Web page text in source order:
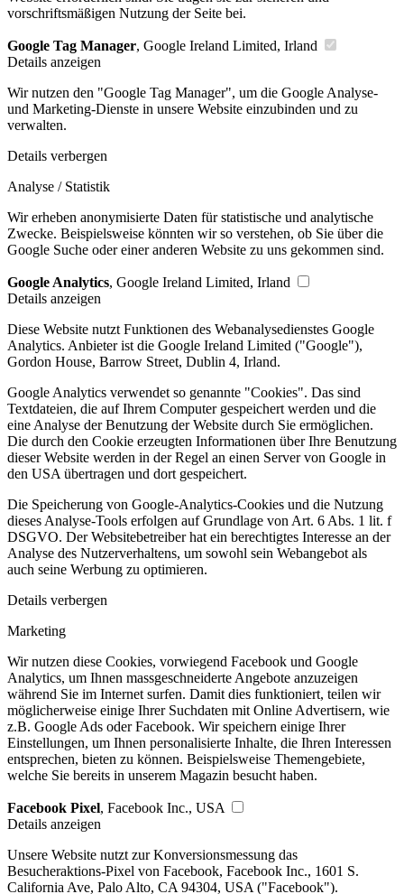
vorschriftsmäßigen Nutzung der Seite bei.
Google Tag Manager, Google Ireland Limited, Irland
Details anzeigen
Wir nutzen den "Google Tag Manager", um die Google Analyse-
und Marketing-Dienste in unsere Website einzubinden und zu
verwalten.
Details verbergen
Analyse / Statistik
Wir erheben anonymisierte Daten für statistische und analytische
Zwecke. Beispielsweise könnten wir so verstehen, ob Sie über die
Google Suche oder einer anderen Website zu uns gekommen sind.
Google Analytics, Google Ireland Limited, Irland
Details anzeigen
Diese Website nutzt Funktionen des Webanalysedienstes Google
Analytics. Anbieter ist die Google Ireland Limited ("Google"),
Gordon House, Barrow Street, Dublin 4, Irland.
Google Analytics verwendet so genannte "Cookies". Das sind
Textdateien, die auf Ihrem Computer gespeichert werden und die
eine Analyse der Benutzung der Website durch Sie ermöglichen.
Die durch den Cookie erzeugten Informationen über Ihre Benutzung
dieser Website werden in der Regel an einen Server von Google in
den USA übertragen und dort gespeichert.
Die Speicherung von Google-Analytics-Cookies und die Nutzung
dieses Analyse-Tools erfolgen auf Grundlage von Art. 6 Abs. 1 lit. f
DSGVO. Der Websitebetreiber hat ein berechtigtes Interesse an der
Analyse des Nutzerverhaltens, um sowohl sein Webangebot als
auch seine Werbung zu optimieren.
Details verbergen
Marketing
Wir nutzen diese Cookies, vorwiegend Facebook und Google
Analytics, um Ihnen massgeschneiderte Angebote anzuzeigen
während Sie im Internet surfen. Damit dies funktioniert, teilen wir
möglicherweise einige Ihrer Suchdaten mit Online Advertisern, wie
z.B. Google Ads oder Facebook. Wir speichern einige Ihrer
Einstellungen, um Ihnen personalisierte Inhalte, die Ihren Interessen
entsprechen, bieten zu können. Beispielsweise Themengebiete,
welche Sie bereits in unserem Magazin besucht haben.
Facebook Pixel, Facebook Inc., USA
Details anzeigen
Unsere Website nutzt zur Konversionsmessung das
Besucheraktions-Pixel von Facebook, Facebook Inc., 1601 S.
California Ave, Palo Alto, CA 94304, USA ("Facebook").